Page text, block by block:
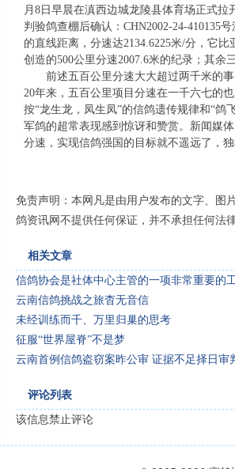
月8日早晨在滇西边城龙陵县体育场正式
判验鸽查棚后确认：CHN2002-24-410135
的直线距离，分速达2134.6225米/分，它
创造的500公里分速2007.6米的纪录；其余
前述五百公里分速大大超过两千米的事
20年来，五百公里项目分速在一千六七的
按“龙生龙，凤生凤”的信鸽遗传规律和“
军鸽的超常表现感到惊讶和赞赏。新闻媒
分速，实现信鸽强国的目标就不遥远了，
免责声明：本网凡是由用户发布的文字、图
鸽资讯网不提供任何保证，并不承担任何法律
相关文章
信鸽协会是社体中心主管的一项非常重要的
云南信鸽挑战之旅杳无音信
未经训练而千、万里归巢的思考
征服“世界屋脊”不是梦
云南首例信鸽盗窃案昨公审 证据不足择日审
评论列表
该信息禁止评论